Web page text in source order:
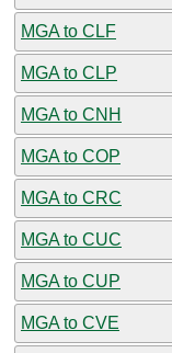
MGA to CLF
MGA to CLP
MGA to CNH
MGA to COP
MGA to CRC
MGA to CUC
MGA to CUP
MGA to CVE